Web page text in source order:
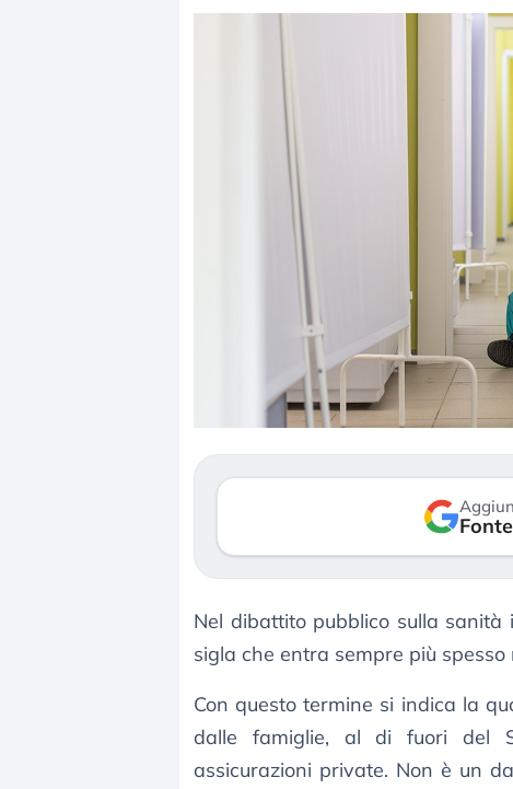
Nel dibattito pubblico sulla
sigla che entra sempre più spesso
Con questo termine si indica la
dalle famiglie, al di fuori del
assicurazioni private. Non è un
Dalle valutazioni
correzione. Cosa sta
repricing degli asset?
3 agosto 2026